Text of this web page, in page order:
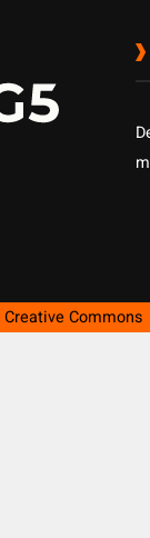
Creative Commons